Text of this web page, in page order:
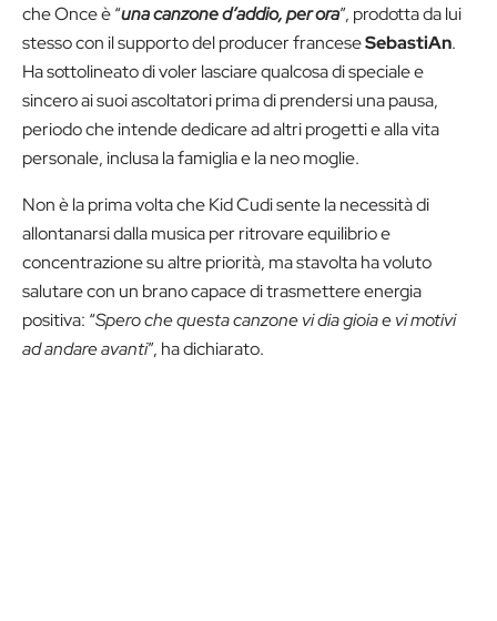
che Once è “una canzone d’addio, per ora”, prodotta da lui
stesso con il supporto del producer franceseSebastiAn.
Ha sottolineato di voler lasciare qualcosa di speciale e
sincero ai suoi ascoltatori prima di prendersi una pausa,
periodo che intende dedicare ad altri progetti e alla vita
personale, inclusa la famiglia e la neo moglie.
Non è la prima volta che Kid Cudi sente la necessità di
allontanarsi dalla musica per ritrovare equilibrio e
concentrazione su altre priorità, ma stavolta ha voluto
salutare con un brano capace di trasmettere energia
positiva: “Spero che questa canzone vi dia gioia e vi motivi
ad andare avanti”, ha dichiarato.